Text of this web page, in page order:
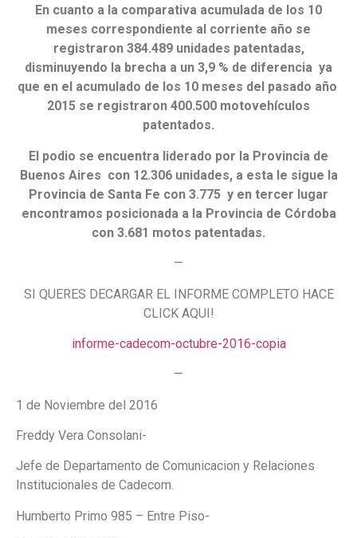
En cuanto a la comparativa acumulada de los 10
meses correspondiente al corriente año se
registraron 384.489 unidades patentadas,
disminuyendo la brecha a un 3,9 % de diferencia ya
que en el acumulado de los 10 meses del pasado año
2015 se registraron 400.500 motovehículos
patentados.
El podio se encuentra liderado por la Provincia de
Buenos Aires con 12.306 unidades, a esta le sigue la
Provincia de Santa Fe con 3.775 y en tercer lugar
encontramos posicionada a la Provincia de Córdoba
con 3.681 motos patentadas.
—
SI QUERES DECARGAR EL INFORME COMPLETO HACE
CLICK AQUI!
informe-cadecom-octubre-2016-copia
—
1 de Noviembre del 2016
Freddy Vera Consolani-
Jefe de Departamento de Comunicacion y Relaciones
Institucionales de Cadecom.
Humberto Primo 985 – Entre Piso-